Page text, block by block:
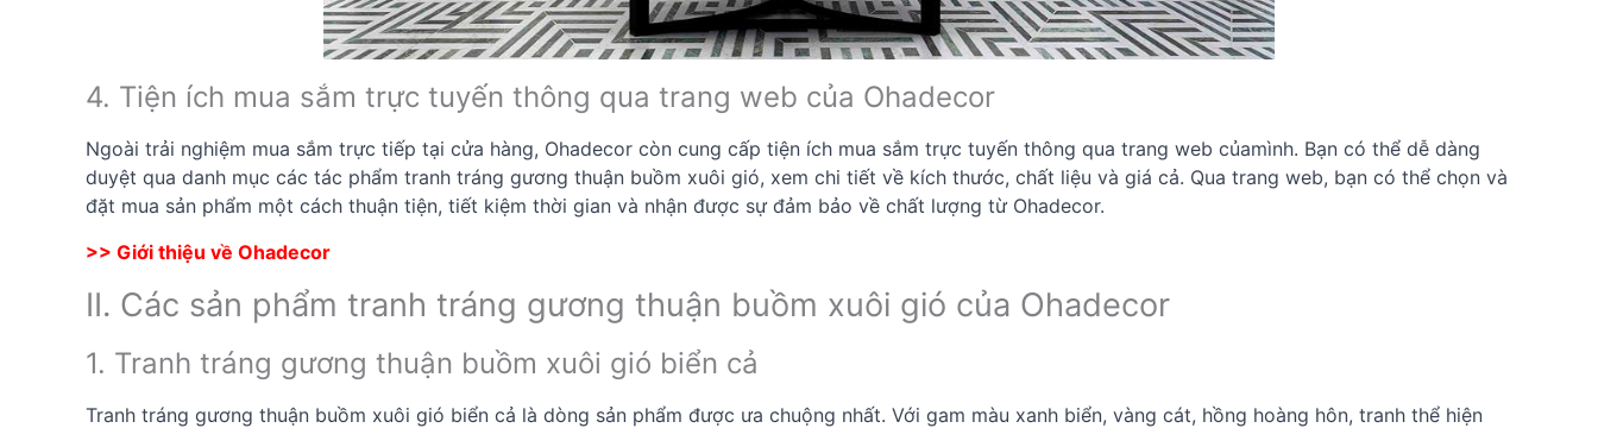
4. Tiện ích mua sắm trực tuyến thông qua trang web của Ohadecor
Ngoài trải nghiệm mua sắm trực tiếp tại cửa hàng, Ohadecor còn cung cấp tiện ích mua sắm trực tuyến thông qua trang web củamình. Bạn có thể dễ dàng
duyệt qua danh mục các tác phẩm tranh tráng gương thuận buồm xuôi gió, xem chi tiết về kích thước, chất liệu và giá cả. Qua trang web, bạn có thể chọn và
đặt mua sản phẩm một cách thuận tiện, tiết kiệm thời gian và nhận được sự đảm bảo về chất lượng từ Ohadecor.
>> Giới thiệu về Ohadecor
II. Các sản phẩm tranh tráng gương thuận buồm xuôi gió của Ohadecor
1. Tranh tráng gương thuận buồm xuôi gió biển cả
Tranh tráng gương thuận buồm xuôi gió biển cả là dòng sản phẩm được ưa chuộng nhất. Với gam màu xanh biển, vàng cát, hồng hoàng hôn, tranh thể hiện